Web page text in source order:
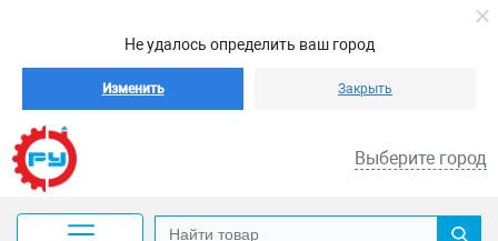
Не удалось определить ваш город
Изменить Закрыть
Выберите город